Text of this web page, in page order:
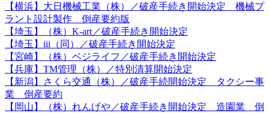
【横浜】大日機械工業（株）／破産手続き開始決定 機械プ
ラント設計製作 倒産要約版
【埼玉】（株）K-art／破産手続き開始決定
【埼玉】iii（同）／破産手続き開始決定
【宮崎】（株）ベジライフ／破産手続き開始決定
【兵庫】TM管理（株）／特別清算開始決定
【新潟】さくら交通（株）／破産手続開始決定 タクシー事
業 倒産要約
【岡山】（株）れんげや／破産手続き開始決定 造園業 倒